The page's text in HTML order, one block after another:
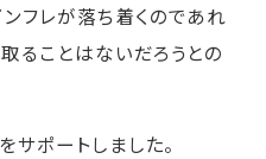
ンフレが落ち着くのであれ
ることはないだろうとの
ポートしました。